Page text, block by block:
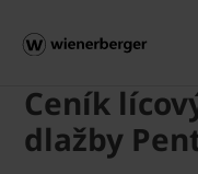
Ceník
dlažby